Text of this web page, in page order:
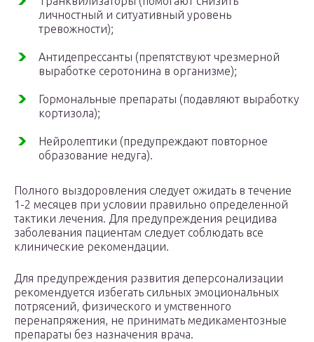
личностный и ситуативный уровень
тревожности);
Антидепрессанты (препятствуют чрезмерной
выработке серотонина в организме);
Гормональные препараты (подавляют выработку
кортизола);
Нейролептики (предупреждают повторное
образование недуга).
Полного выздоровления следует ожидать в течение
1-2 месяцев при условии правильно определенной
тактики лечения. Для предупреждения рецидива
заболевания пациентам следует соблюдать все
клинические рекомендации.
Для предупреждения развития деперсонализации
рекомендуется избегать сильных эмоциональных
потрясений, физического и умственного
перенапряжения, не принимать медикаментозные
препараты без назначения врача.